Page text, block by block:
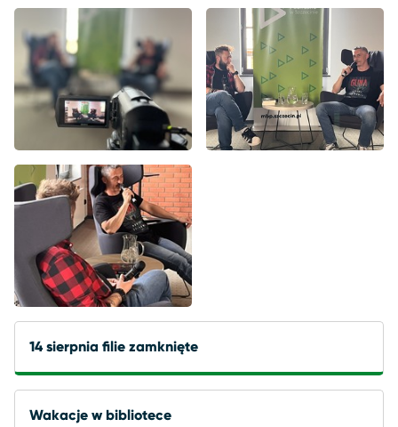
14 sierpnia filie zamknięte
Wakacje w bibliotece